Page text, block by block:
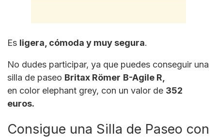
Es ligera, cómoda y muy segura.
No dudes participar, ya que puedes conseguir una
silla de paseo Britax Römer B-Agile R,
en color elephant grey, con un valor de 352
euros.
Consigue una Silla de Paseo con